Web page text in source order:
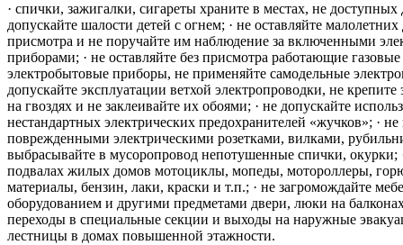
· спички, зажигалки, сигареты храните в местах, не доступных
допускайте шалости детей с огнем; · не оставляйте малолетних
присмотра и не поручайте им наблюдение за включенными
приборами; · не оставляйте без присмотра работающие
электробытовые приборы, не применяйте самодельные
допускайте эксплуатации ветхой электропроводки, не крепите
на гвоздях и не заклеивайте их обоями; · не допускайте
нестандартных электрических предохранителей «жучков»; · не
поврежденными электрическими розетками, вилками,
выбрасывайте в мусоропровод непотушенные спички, окурки;
подвалах жилых домов мотоциклы, мопеды, мотороллеры,
материалы, бензин, лаки, краски и т.п.; · не загромождайте
оборудованием и другими предметами двери, люки на
переходы в специальные секции и выходы на наружные
лестницы в домах повышенной этажности.